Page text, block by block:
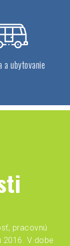
a ubytovanie
pracovnú
2016. V dobe